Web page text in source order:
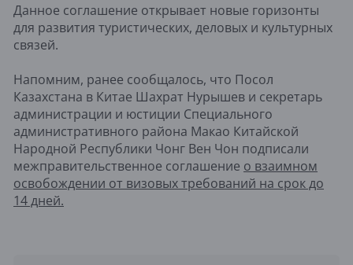
Данное соглашение открывает новые горизонты
для развития туристических, деловых и культурных
связей.
Напомним, ранее сообщалось, что Посол
Казахстана в Китае Шахрат Нурышев и секретарь
администрации и юстиции Специального
административного района Макао Китайской
Народной Республики Чонг Вен Чон подписали
межправительственное соглашение о взаимном
освобождении от визовых требований на срок до
14 дней.